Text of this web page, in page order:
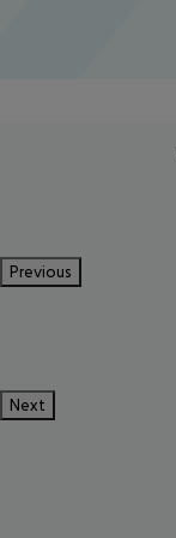
Previous
Next